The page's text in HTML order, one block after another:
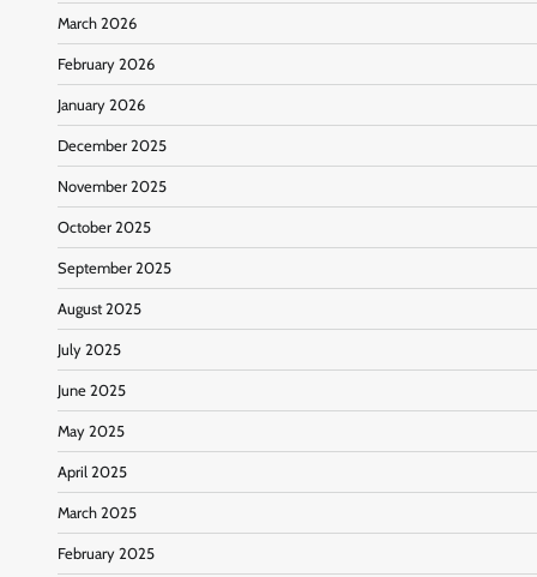
March 2026
February 2026
January 2026
December 2025
November 2025
October 2025
September 2025
August 2025
July 2025
June 2025
May 2025
April 2025
March 2025
February 2025